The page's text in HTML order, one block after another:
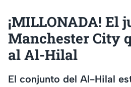
¡MILLONADA! El
Manchester City
al Al-Hilal
El conjunto del Al-Hilal